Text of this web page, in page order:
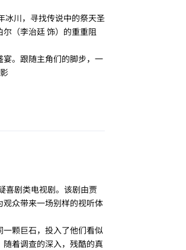
冰川，寻找传说中的祭天圣
（李治廷 饰）的重重阻
宴。跟随主角们的脚步，一
喜剧类电视剧。该剧由贾
众带来一场别样的视听体
颗巨石，投入了他们看似
着调查的深入，残酷的真